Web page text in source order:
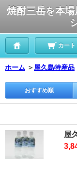
焼酎三岳を本
カート
ホーム ＞ 屋久島特産品
おすすめ順
屋